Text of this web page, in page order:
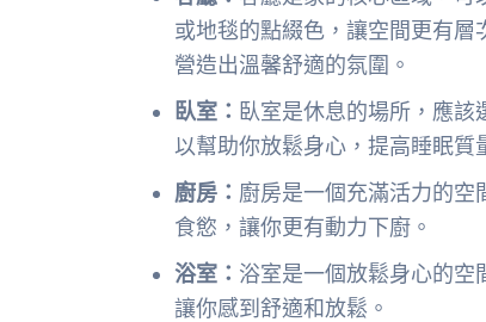
或地毯的點綴色，讓空間更有層
營造出溫馨舒適的氛圍。
臥室： 臥室是休息的場所，應
以幫助你放鬆身心，提高睡眠質
廚房： 廚房是一個充滿活力的空
食慾，讓你更有動力下廚。
浴室： 浴室是一個放鬆身心的空
讓你感到舒適和放鬆。